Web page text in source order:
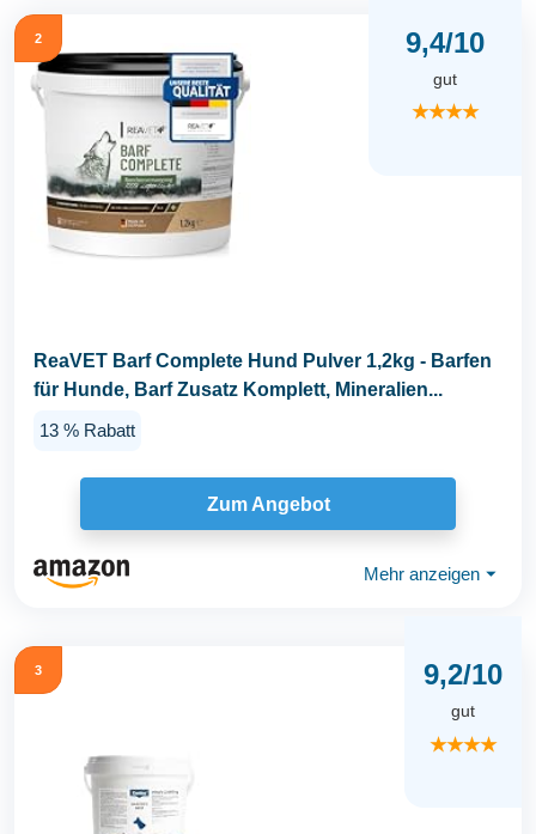
2 9,4/10
gut
★★★★
ReaVET Barf Complete Hund Pulver 1,2kg - Barfen
für Hunde, Barf Zusatz Komplett, Mineralien...
13 % Rabatt
Zum Angebot
Mehr anzeigen ⏷
3 9,2/10
gut
★★★★